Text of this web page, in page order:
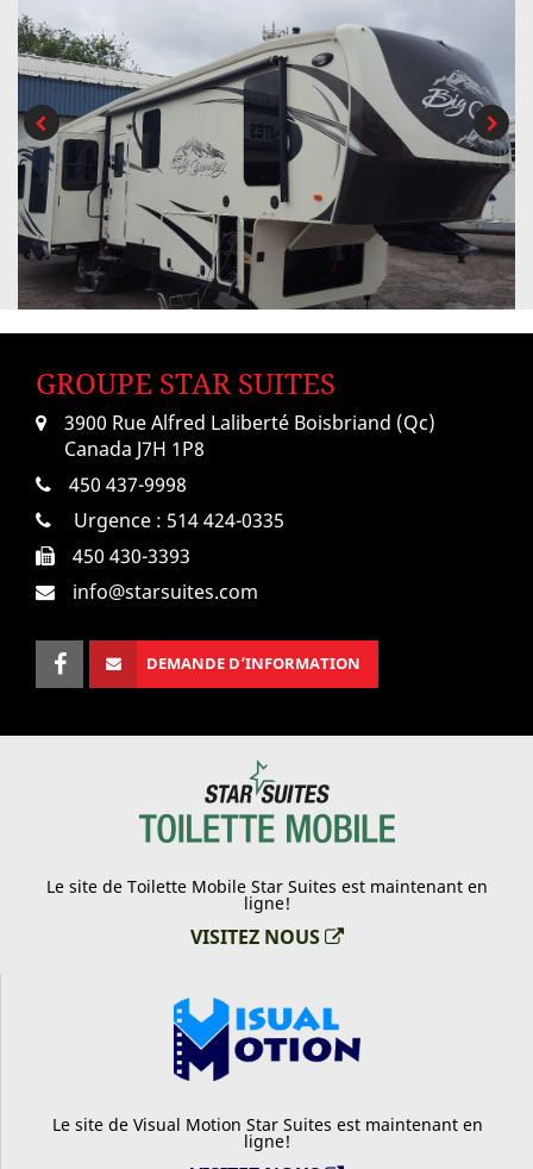
GROUPE STAR SUITES
3900 Rue Alfred Laliberté Boisbriand (Qc)
Canada J7H 1P8
450 437-9998
Urgence : 514 424-0335
450 430-3393
info@starsuites.com
DEMANDE D’INFORMATION
Le site de Toilette Mobile Star Suites est maintenant en
ligne!
VISITEZ NOUS
Le site de Visual Motion Star Suites est maintenant en
ligne!